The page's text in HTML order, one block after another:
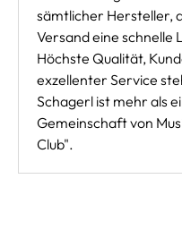
sämtlicher Hersteller,
Versand eine
Höchste Qualität,
exzellenter Service
Schagerl ist mehr als
Gemeinschaft von
Club".